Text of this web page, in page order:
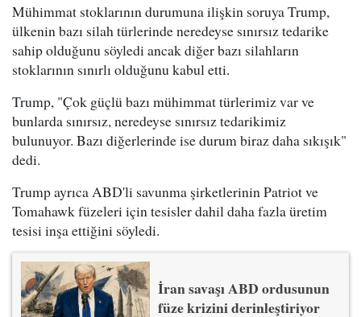
Mühimmat stoklarının durumuna ilişkin soruya Trump,
ülkenin bazı silah türlerinde neredeyse sınırsız tedarike
sahip olduğunu söyledi ancak diğer bazı silahların
stoklarının sınırlı olduğunu kabul etti.
Trump, "Çok güçlü bazı mühimmat türlerimiz var ve
bunlarda sınırsız, neredeyse sınırsız tedarikimiz
bulunuyor. Bazı diğerlerinde ise durum biraz daha sıkışık"
dedi.
Trump ayrıca ABD'li savunma şirketlerinin Patriot ve
Tomahawk füzeleri için tesisler dahil daha fazla üretim
tesisi inşa ettiğini söyledi.
İran savaşı ABD ordusunun
füze krizini derinleştiriyor